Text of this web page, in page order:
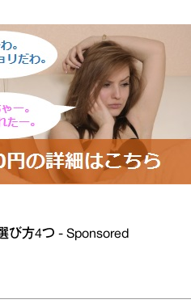
選び方4つ - Sponsored